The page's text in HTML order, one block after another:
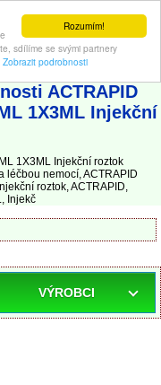
Rozumím!
sdílíme se svými partnery
Zobrazit podrobnosti
a léčbou nemocí
ACTRAPID
1X3ML Injekční
1X3ML Injekční roztok
léčbou nemocí, ACTRAPID
roztok, ACTRAPID,
Injekč
VÝROBCI